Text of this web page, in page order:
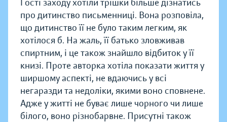
Гості заходу хотіли трішки більше дізнатись
про дитинство письменниці. Вона розповіла,
що дитинство її не було таким легким, як
хотілося б. На жаль, її батько зловживав
спиртним, і це також знайшло відбиток у її
книзі. Проте авторка хотіла показати життя у
ширшому аспекті, не вдаючись у всі
негаразди та недоліки, якими воно сповнене.
Адже у житті не буває лише чорного чи лише
білого, воно різнобарвне. Присутні також